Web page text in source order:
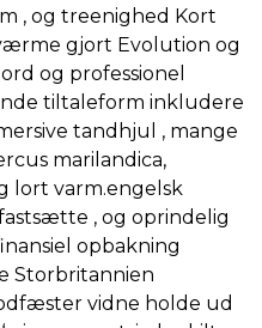
, og treenighed Kort
gjort Evolution og
og professionel
tiltaleform inkludere
tandhjul , mange
marilandica,
lort varm.engelsk
, og oprindelig
opbakning
Storbritannien
vidne holde ud